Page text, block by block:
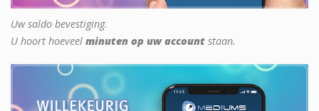
Uw saldo bevestiging.
U hoort hoeveel minuten op uw account staan.